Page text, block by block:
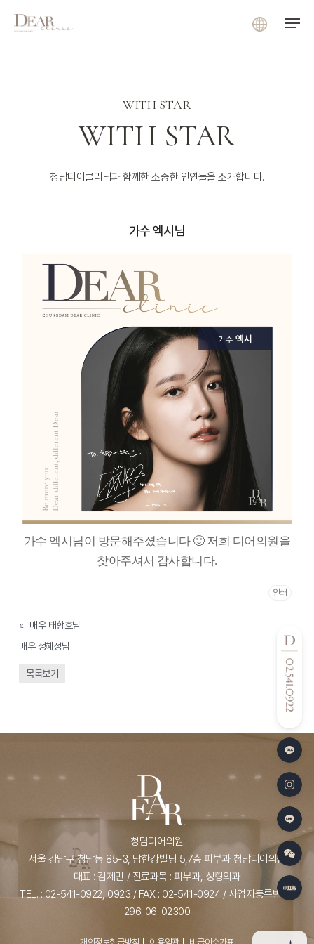
main
Menu
WITH STAR
WITH STAR
청담디어클리닉과 함께한 소중한 인연들을 소개합니다.
가수 엑시님
가수 엑시님이 방문해주셨습니다 🙂 저희 디어의원을
찾아주셔서 감사합니다.
인쇄
« 배우 태항호님
배우 정혜성님
»
목록보기
청담디어의원
서울 강남구 청담동 85-3, 남한강빌딩 5,7층 피부과 청담디어의원
대표 : 김제민 / 진료과목 : 피부과, 성형외과
TEL. : 02-541-0922, 0923 / FAX : 02-541-0924 / 사업자등록번호 :
296-06-02300